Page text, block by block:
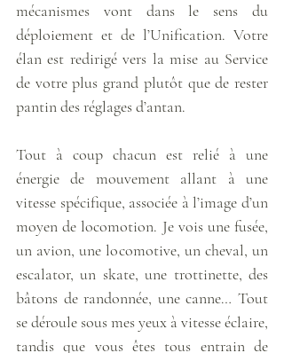
mécanismes vont dans le sens du
déploiement et de l’Unification. Votre
élan est redirigé vers la mise au Service
de votre plus grand plutôt que de rester
pantin des réglages d’antan.
Tout à coup chacun est relié à une
énergie de mouvement allant à une
vitesse spécifique, associée à l’image d’un
moyen de locomotion. Je vois une fusée,
un avion, une locomotive, un cheval, un
escalator, un skate, une trottinette, des
bâtons de randonnée, une canne… Tout
se déroule sous mes yeux à vitesse éclaire,
tandis que vous êtes tous entrain de